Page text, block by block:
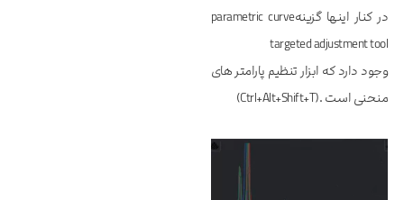
در کنار اینها گزینهparametric curve
targeted adjustment tool
وجود دارد که ابزار تنظیم پارامتر های
منحنی است .(Ctrl+Alt+Shift+T)